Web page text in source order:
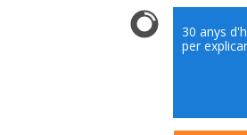
30 anys
per